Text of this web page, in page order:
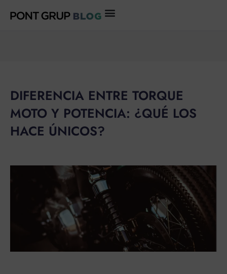
DIFERENCIA ENTRE TORQUE
MOTO Y POTENCIA: ¿QUÉ LOS
HACE ÚNICOS?